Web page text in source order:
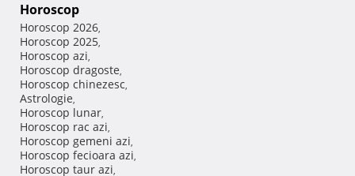
Horoscop
Horoscop 2026,
Horoscop 2025,
Horoscop azi,
Horoscop dragoste,
Horoscop chinezesc,
Astrologie,
Horoscop lunar,
Horoscop rac azi,
Horoscop gemeni azi,
Horoscop fecioara azi,
Horoscop taur azi,